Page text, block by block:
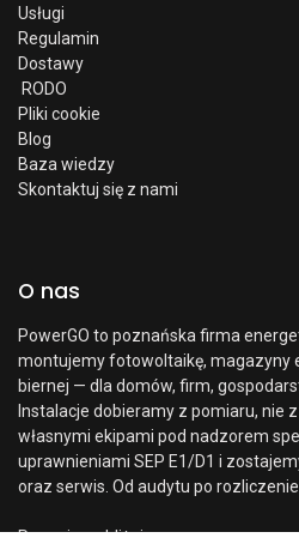
Usługi
Regulamin
Dostawy
RODO
Pliki cookie
Blog
Baza wiedzy
Skontaktuj się z nami
O nas
PowerGO to poznańska firma
montujemy fotowoltaikę, magazyny
biernej — dla domów, firm,
Instalacje dobieramy z pomiaru, nie
własnymi ekipami pod nadzorem
uprawnieniami SEP E1/D1 i
oraz serwis. Od audytu po